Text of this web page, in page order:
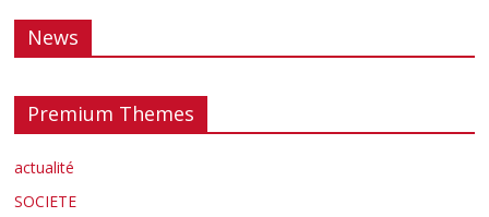
News
Premium Themes
actualité
SOCIETE